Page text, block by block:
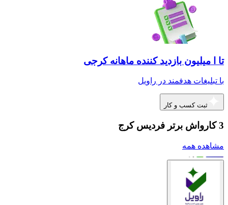
تا ا میلیون بازدید کننده ماهانه کرجی
با تبلیغات هدفمند در راویل
ثبت کسب و کار
3 کارواش برتر فردیس کرج
مشاهده همه